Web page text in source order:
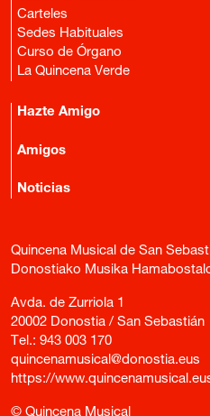
Carteles
Sedes Habituales
Curso de Órgano
La Quincena Verde
Hazte Amigo
Amigos
Noticias
Quincena Musical de San
Donostiako Musika
Avda. de Zurriola 1
20002 Donostia / San Sebastián
Tel.: 943 003 170
quincenamusical@donostia.eus
https://
© Quincena Musical